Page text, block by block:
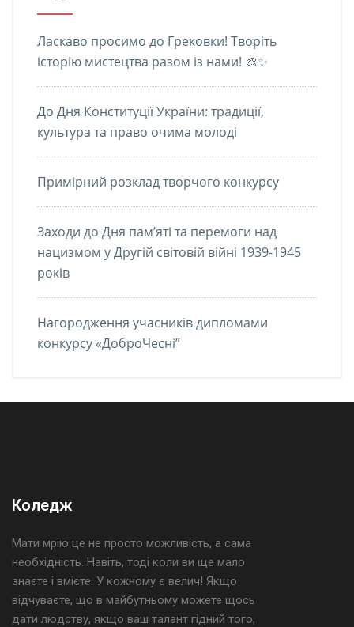
Ласкаво просимо до Грековки! Творіть
історію мистецтва разом із нами! 🎨✨
До Дня Конституції України: традиції,
культура та право очима молоді
Примірний розклад творчого конкурсу
Заходи до Дня пам’яті та перемоги над
нацизмом у Другій світовій війні 1939-1945
років
Нагородження учасників дипломами
конкурсу «ДоброЧесні”
Коледж
Мати мрію це не просто можливість, а сама
необхідність. Навіть, тоді коли ви ще мало
знаєте і вмієте. У кожному є велич! Якщо
відчуваєте, що в майбутньому можете щось
дати людству, якщо ваш талант гідний того,